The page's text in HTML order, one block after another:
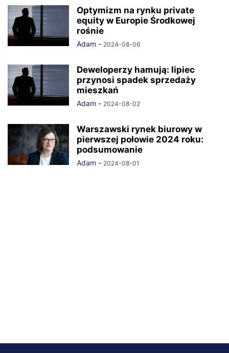
Optymizm na rynku private
equity w Europie Środkowej
rośnie
Adam - 2024-08-06
Deweloperzy hamują: lipiec
przynosi spadek sprzedaży
mieszkań
Adam - 2024-08-02
Warszawski rynek biurowy w
pierwszej połowie 2024 roku:
podsumowanie
Adam - 2024-08-01